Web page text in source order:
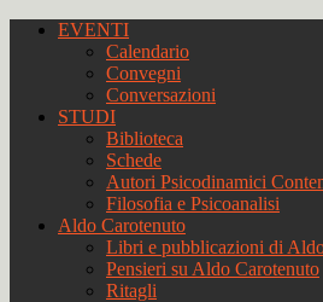
EVENTI
Calendario
Convegni
Conversazioni
STUDI
Biblioteca
Schede
Autori Psicodinamici
Filosofia e Psicoanalisi
Aldo Carotenuto
Libri e pubblicazioni di
Pensieri su Aldo Carotenuto
Ritagli